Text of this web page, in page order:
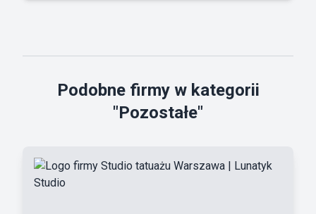
Podobne firmy w kategorii
"Pozostałe"